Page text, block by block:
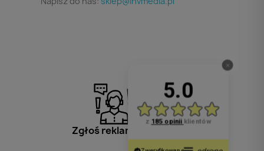
Zgłoś reklamację